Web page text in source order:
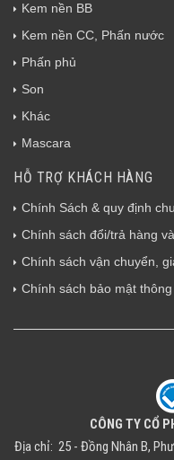
Kem nền BB
Kem nền CC, Phấn nước
Phấn phủ
Son
Khác
Mascara
HỖ TRỢ KHÁCH HÀNG
Chính Sách & quy định
Chính sách đổi/trả hàng
Chính sách vận chuyển,
Chính sách bảo mật thông
CÔNG TY CỔ
Địa chỉ: 25 - Đồng Nhân B,